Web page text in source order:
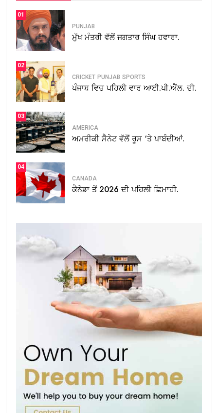
01
PUNJAB
ਮੁੱਖ ਮੰਤਰੀ ਵੱਲੋਂ ਜਗਤਾਰ ਸਿੰਘ ਹਵਾਰਾ.
02
CRICKET PUNJAB SPORTS
ਪੰਜਾਬ ਵਿਚ ਪਹਿਲੀ ਵਾਰ ਆਈ.ਪੀ.ਐੱਲ. ਦੀ.
03
AMERICA
ਅਮਰੀਕੀ ਸੈਨੇਟ ਵੱਲੋਂ ਰੂਸ ‘ਤੇ ਪਾਬੰਦੀਆਂ.
04
CANADA
ਕੈਨੇਡਾ ਤੋਂ 2026 ਦੀ ਪਹਿਲੀ ਛਿਮਾਹੀ.